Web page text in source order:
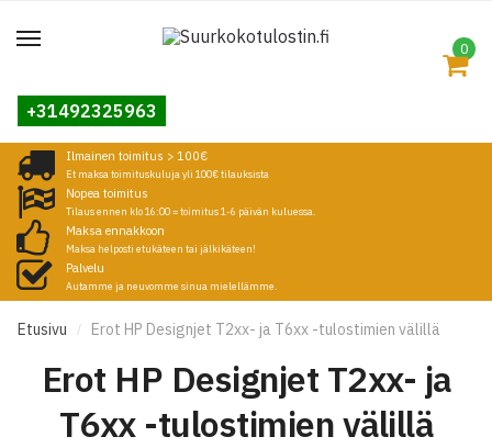
0
+31492325963
Ilmainen toimitus > 100€
Et maksa toimituskuluja yli 100€ tilauksista
Nopea toimitus
Tilaus ennen klo 16:00 = toimitus 1-6 päivän kuluessa.
Maksa ennakkoon
Maksa helposti etukäteen tai jälkikäteen!
Palvelu
Autamme ja neuvomme sinua mielellämme.
Etusivu / Erot HP Designjet T2xx- ja T6xx -tulostimien välillä
Erot HP Designjet T2xx- ja
T6xx -tulostimien välillä